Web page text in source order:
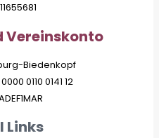
Vereinskonto
Biedenkopf
0110 0141 12
Links